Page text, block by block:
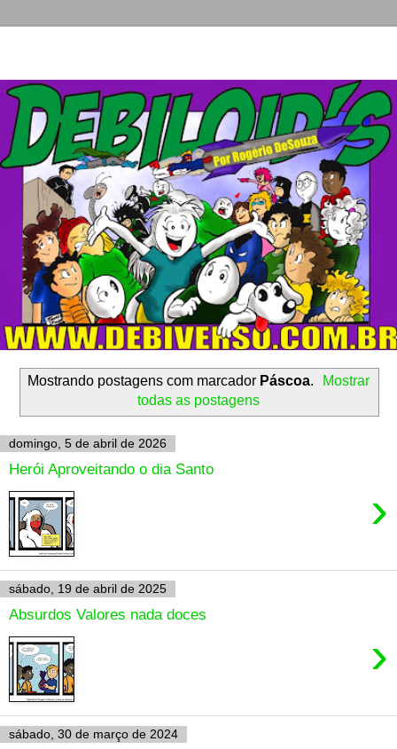
Mostrando postagens com marcador Páscoa.
Mostrar
todas as postagens
domingo, 5 de abril de 2026
Herói Aproveitando o dia Santo
›
sábado, 19 de abril de 2025
Absurdos Valores nada doces
›
sábado, 30 de março de 2024